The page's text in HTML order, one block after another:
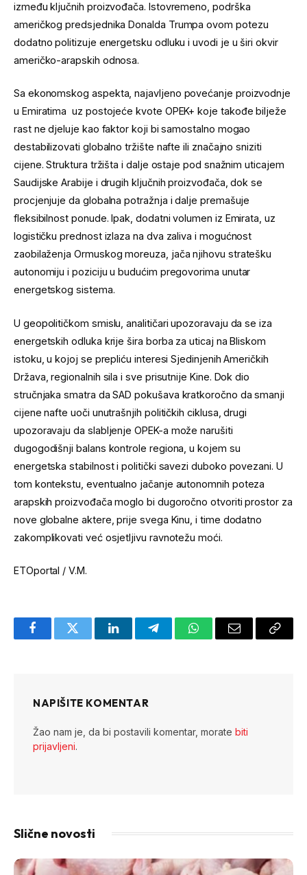
između ključnih proizvođača. Istovremeno, podrška
američkog predsjednika Donalda Trumpa ovom potezu
dodatno politizuje energetsku odluku i uvodi je u širi okvir
američko-arapskih odnosa.
Sa ekonomskog aspekta, najavljeno povećanje proizvodnje
u Emiratima uz postojeće kvote OPEK+ koje takođe bilježe
rast ne djeluje kao faktor koji bi samostalno mogao
destabilizovati globalno tržište nafte ili značajno sniziti
cijene. Struktura tržišta i dalje ostaje pod snažnim uticajem
Saudijske Arabije i drugih ključnih proizvođača, dok se
procjenjuje da globalna potražnja i dalje premašuje
fleksibilnost ponude. Ipak, dodatni volumen iz Emirata, uz
logističku prednost izlaza na dva zaliva i mogućnost
zaobilaženja Ormuskog moreuza, jača njihovu stratešku
autonomiju i poziciju u budućim pregovorima unutar
energetskog sistema.
U geopolitičkom smislu, analitičari upozoravaju da se iza
energetskih odluka krije šira borba za uticaj na Bliskom
istoku, u kojoj se prepliću interesi Sjedinjenih Američkih
Država, regionalnih sila i sve prisutnije Kine. Dok dio
stručnjaka smatra da SAD pokušava kratkoročno da smanji
cijene nafte uoči unutrašnjih političkih ciklusa, drugi
upozoravaju da slabljenje OPEK-a može narušiti
dugogodišnji balans kontrole regiona, u kojem su
energetska stabilnost i politički savezi duboko povezani. U
tom kontekstu, eventualno jačanje autonomnih poteza
arapskih proizvođača moglo bi dugoročno otvoriti prostor za
nove globalne aktere, prije svega Kinu, i time dodatno
zakomplikovati već osjetljivu ravnotežu moći.
ETOportal / V.M.
FacebookTwitter LinkedInTelegramWhatsAppEmail
Copy
NAPIŠITE KOMENTAR
Žao nam je, da bi postavili komentar, morate biti
prijavljeni.
Slične novosti